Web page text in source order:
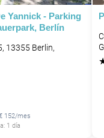
Yannick - Parking
Berlín
13355 Berlin,
152/mes
1 día